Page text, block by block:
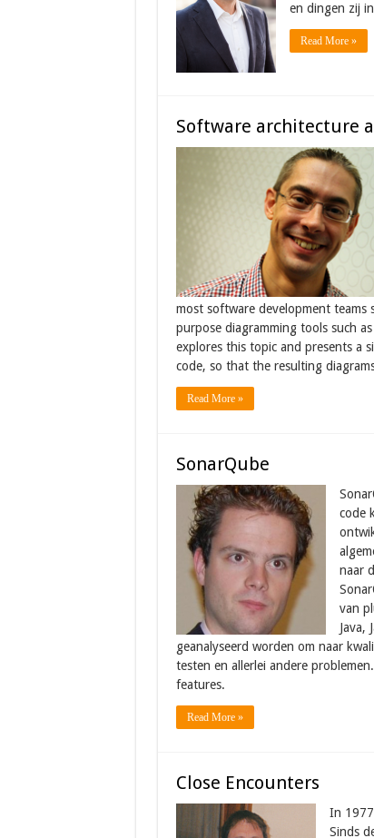
en dingen zij
Read More »
Software architecture
most software development teams
purpose diagramming tools such
explores this topic and presents a
code, so that the resulting
Read More »
SonarQube
code
naar
van
Java,
geanalyseerd worden om naar
testen en allerlei andere
features.
Read More »
Close Encounters
In
Sinds